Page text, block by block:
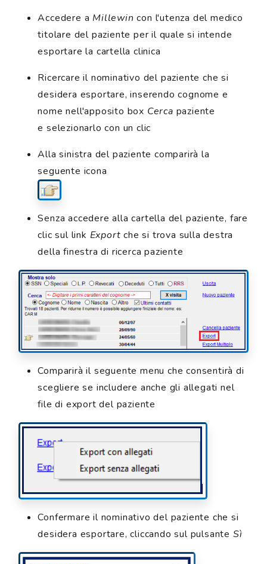
Accedere a Millewin con l'utenza del medico
titolare del paziente per il quale si intende
esportare la cartella clinica
Ricercare il nominativo del paziente che si
desidera esportare, inserendo cognome e
nome nell'apposito box Cerca paziente
e selezionarlo con un clic
Alla sinistra del paziente comparirà la
seguente icona
Senza accedere alla cartella del paziente, fare
clic sul link Export che si trova sulla destra
della finestra di ricerca paziente
Comparirà il seguente menu che consentirà di
scegliere se includere anche gli allegati nel
file di export del paziente
Confermare il nominativo del paziente che si
desidera esportare, cliccando sul pulsante Sì